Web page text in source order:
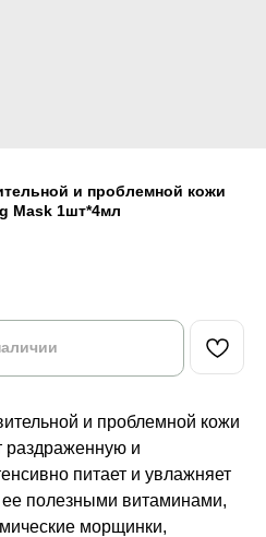
и проблемной кожи
Mask 1шт*4мл
и проблемной кожи
раздраженную и
питает и увлажняет
полезными витаминами,
морщинки,